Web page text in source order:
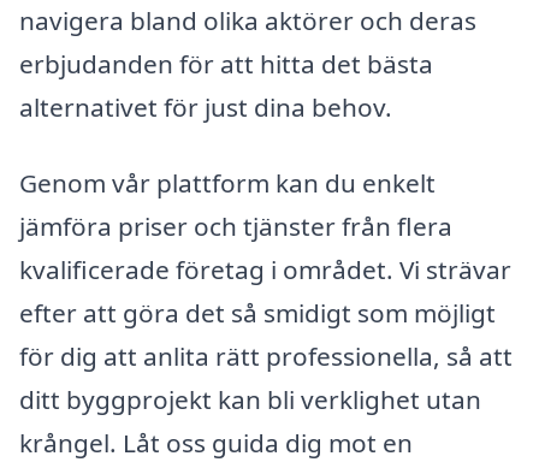
navigera bland olika aktörer och deras
erbjudanden för att hitta det bästa
alternativet för just dina behov.
Genom vår plattform kan du enkelt
jämföra priser och tjänster från flera
kvalificerade företag i området. Vi strävar
efter att göra det så smidigt som möjligt
för dig att anlita rätt professionella, så att
ditt byggprojekt kan bli verklighet utan
krångel. Låt oss guida dig mot en